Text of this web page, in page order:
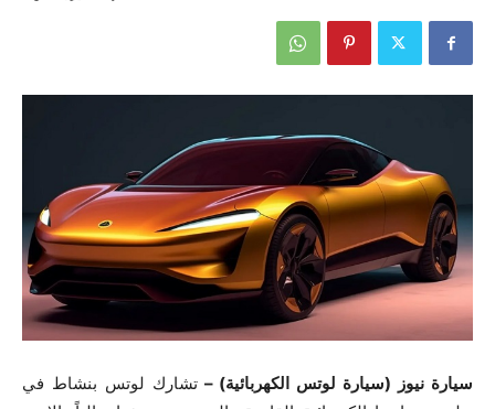
سيارة نيوز (سيارة لوتس الكهربائية) –تشارك لوتس بنشاط في